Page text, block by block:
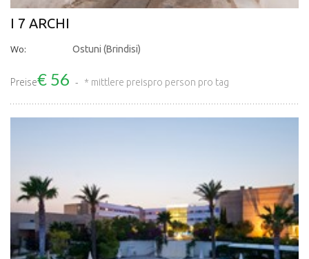
I 7 ARCHI
Wo: Ostuni (Brindisi)
Preise€ 56 * mittlere preispro person pro tag